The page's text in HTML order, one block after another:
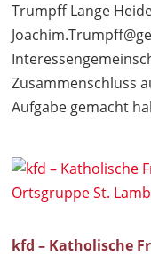
Trumpff Lange
Zusammenschluss
Aufgabe gemacht
kfd – Katholische